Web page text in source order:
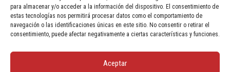
para almacenar y/o acceder a la información del dispositivo. El consentimiento de
estas tecnologías nos permitirá procesar datos como el comportamiento de
navegación o las identificaciones únicas en este sitio. No consentir o retirar el
consentimiento, puede afectar negativamente a ciertas características y funciones.
Aceptar